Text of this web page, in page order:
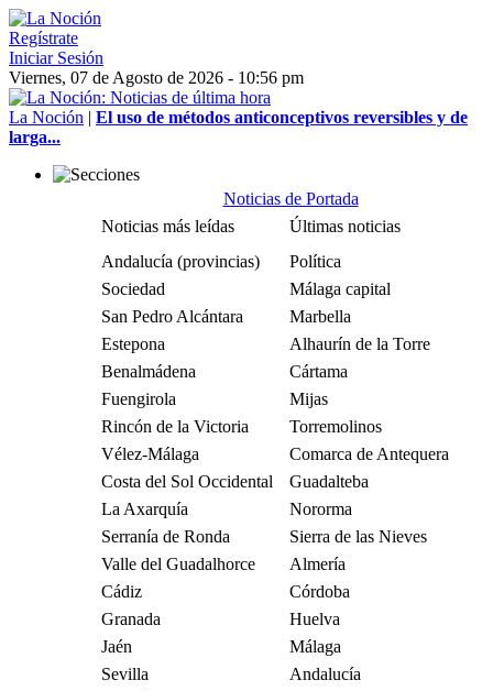
Regístrate
Iniciar Sesión
Viernes, 07 de Agosto de 2026 - 10:56 pm
La Noción | El uso de métodos anticonceptivos reversibles y de
larga...
Noticias de Portada
Noticias más leídas
Últimas noticias
Andalucía (provincias)
Política
Sociedad
Málaga capital
San Pedro Alcántara
Marbella
Estepona
Alhaurín de la Torre
Benalmádena
Cártama
Fuengirola
Mijas
Rincón de la Victoria
Torremolinos
Vélez-Málaga
Comarca de Antequera
Costa del Sol Occidental
Guadalteba
La Axarquía
Nororma
Serranía de Ronda
Sierra de las Nieves
Valle del Guadalhorce
Almería
Cádiz
Córdoba
Granada
Huelva
Jaén
Málaga
Sevilla
Andalucía